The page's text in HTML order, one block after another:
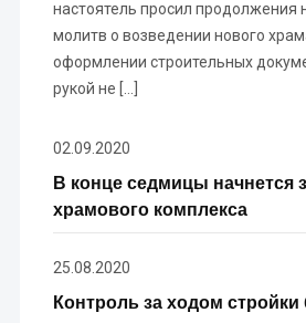
настоятель просил
молитв о возведении нового
оформлении строительных
рукой не […]
02.09.2020
В конце седмицы начнется
храмового комплекса
25.08.2020
Контроль за ходом стройки